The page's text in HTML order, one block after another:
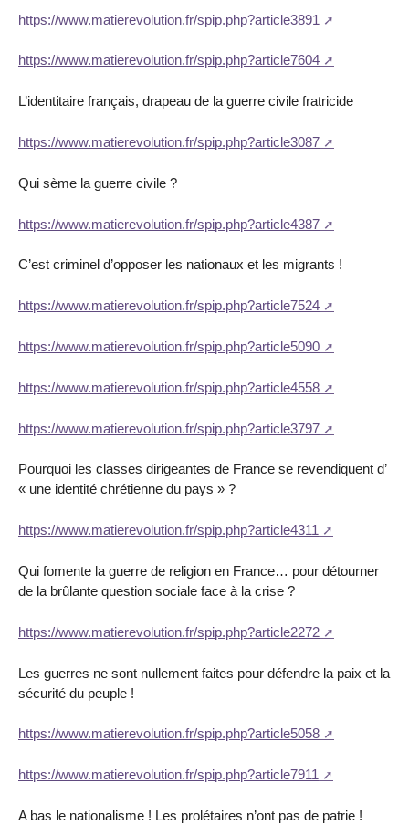
https://www.matierevolution.fr/spip.php?article3891
https://www.matierevolution.fr/spip.php?article7604
L’identitaire français, drapeau de la guerre civile fratricide
https://www.matierevolution.fr/spip.php?article3087
Qui sème la guerre civile ?
https://www.matierevolution.fr/spip.php?article4387
C’est criminel d’opposer les nationaux et les migrants !
https://www.matierevolution.fr/spip.php?article7524
https://www.matierevolution.fr/spip.php?article5090
https://www.matierevolution.fr/spip.php?article4558
https://www.matierevolution.fr/spip.php?article3797
Pourquoi les classes dirigeantes de France se revendiquent d’
« une identité chrétienne du pays » ?
https://www.matierevolution.fr/spip.php?article4311
Qui fomente la guerre de religion en France… pour détourner
de la brûlante question sociale face à la crise ?
https://www.matierevolution.fr/spip.php?article2272
Les guerres ne sont nullement faites pour défendre la paix et la
sécurité du peuple !
https://www.matierevolution.fr/spip.php?article5058
https://www.matierevolution.fr/spip.php?article7911
A bas le nationalisme ! Les prolétaires n’ont pas de patrie !